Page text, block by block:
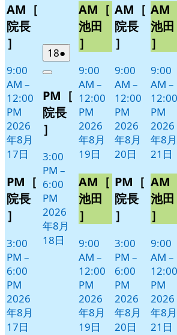
月
17
日
イ
AM［
院長
］
9:00
AM –
12:00
PM
2026
年8月
17日
PM［
院長
］
3:00
PM –
6:00
PM
2026
年8月
17日
182026
年
月
18
日
●
件
イ
ベ
Close
PM［
院長
］
3:00
PM –
6:00
PM
2026
年8月
18日
月
19
日
イ
ベ
ン
ト)
AM［
池田
］
9:00
AM –
12:00
PM
2026
年8月
19日
AM［
池田
］
9:00
AM –
12:00
PM
2026
年8月
19日
月
20
日
イ
ベ
ン
ト)
AM［
院長
］
9:00
AM –
12:00
PM
2026
年8月
20日
PM［
院長
］
3:00
PM –
6:00
PM
2026
年8月
20日
月
21
日
AM
池田
］
9:00
AM –
12:00
PM
2026
年8月
21日
AM
池田
］
9:00
AM –
12:00
PM
2026
年8月
21日